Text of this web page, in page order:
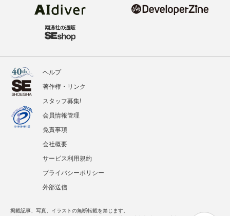
ヘルプ
著作権・リンク
スタッフ募集!
会員情報管理
免責事項
会社概要
サービス利用規約
プライバシーポリシー
外部送信
掲載記事、写真、イラストの無断転載を禁じます。